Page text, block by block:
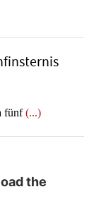
fünf(...)
the